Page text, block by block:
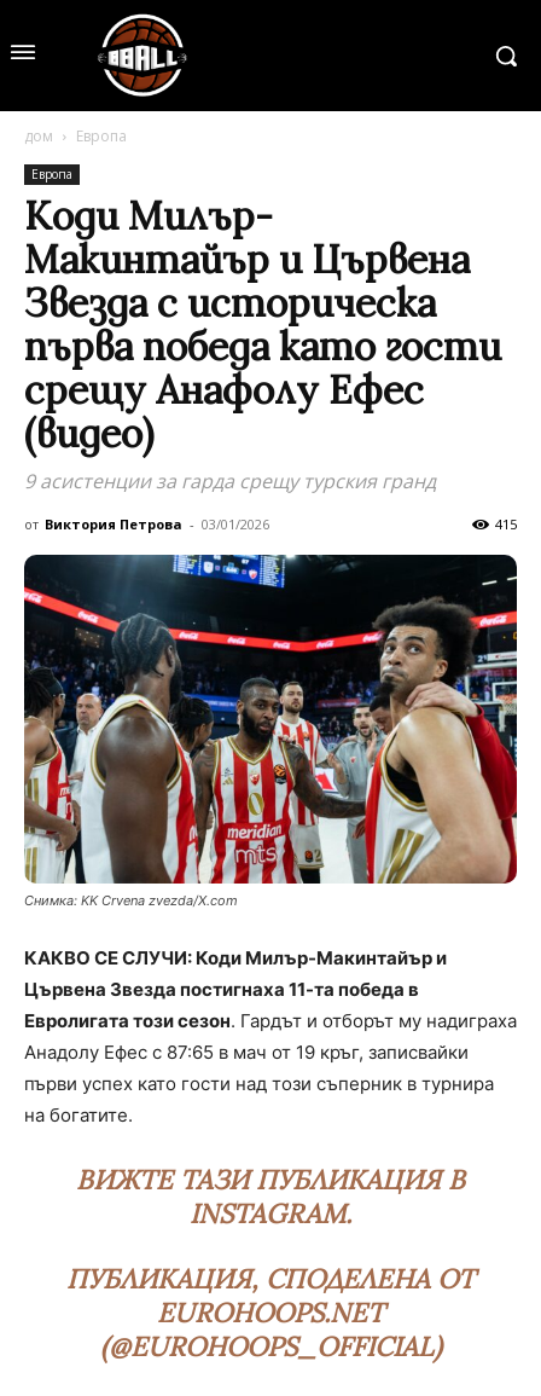
дом Европа
Европа
Коди Милър-
Макинтайър и Цървена
Звезда с историческа
първа победа като гости
срещу Анафолу Ефес
(видео)
9 асистенции за гарда срещу турския гранд
от Виктория Петрова - 03/01/2026 415
Снимка: KK Crvena zvezda/X.com
КАКВО СЕ СЛУЧИ: Коди Милър-Макинтайър и
Цървена Звезда постигнаха 11-та победа в
Евролигата този сезон. Гардът и отборът му надиграха
Анадолу Ефес с 87:65 в мач от 19 кръг, записвайки
първи успех като гости над този съперник в турнира
на богатите.
ВИЖТЕ ТАЗИ ПУБЛИКАЦИЯ В
INSTAGRAM.
ПУБЛИКАЦИЯ, СПОДЕЛЕНА ОТ
EUROHOOPS.NET
(@EUROHOOPS_OFFICIAL)